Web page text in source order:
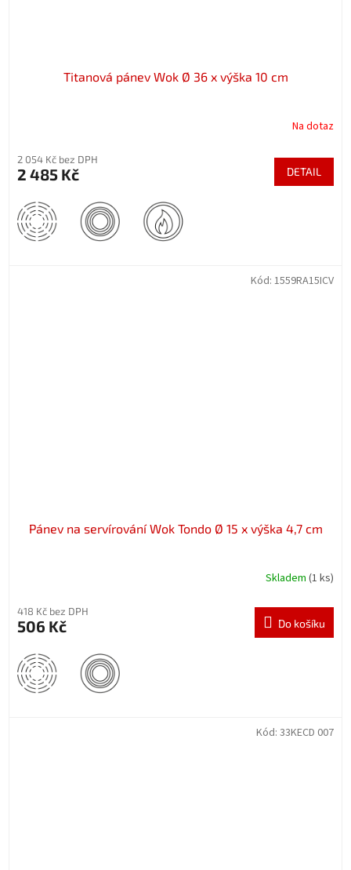
Titanová pánev Wok Ø 36 x výška 10 cm
Na dotaz
2 054 Kč bez DPH
2 485 Kč DETAIL
Pánev na servírování Wok Tondo Ø 15 x výška 4,7 cm
Skladem (1 ks)
418 Kč bez DPH
506 Kč Do košíku
Kód: 1559RA15ICV
Kód: 33KECD 007